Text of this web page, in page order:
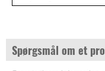
Spørgsmål om et